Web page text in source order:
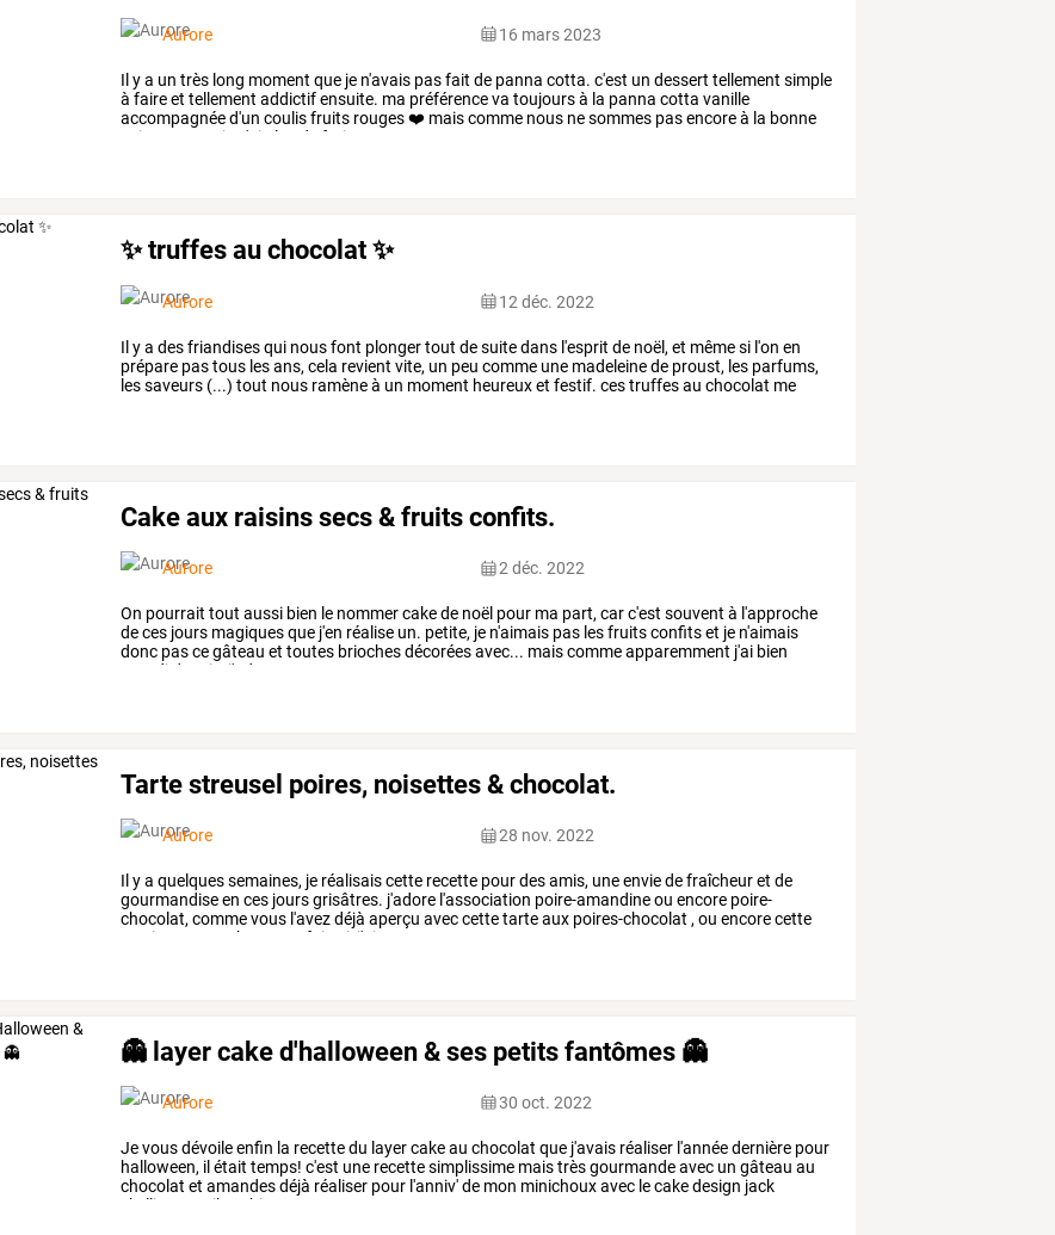
Aurore 16 mars 2023
Il ya un très long moment que je n'avais pasfait de panna cotta. c'est un dessert tellement simple
à faireet tellement addictifensuite. ma préférenceva toujoursà la panna cotta vanille
accompagnéed'un coulisfruits rouges❤️ maiscomme nous nesommes pasencoreà la bonne
saison
je n'ai plus de fruits
✨ truffes au chocolat ✨
Aurore 12 déc. 2022
Il ya desfriandisesqui nousfont plongertout desuitedans l'esprit de noël, et mêmesi l'on en
prépare pastous lesans, cela revient vite, un peu comme une madeleinede proust, les parfums,
lessaveurs (...) tout nous ramèneà un moment heureuxet festif. cestruffesau chocolat me
Cake aux raisins secs & fruits confits.
Aurore 2 déc. 2022
On pourrait tout aussi bien le nommercakede noël pour ma part,carc'est souvent à l'approche
deces jours magiquesque j'en réalise un. petite, je n'aimais pas lesfruitsconfitset je n'aimais
donc pascegâteau et toutes briochesdécoréesavec... maiscommeapparemment j'ai bien
grandi depuis, j'adore
Tarte streusel poires, noisettes & chocolat.
Aurore 28 nov. 2022
Il ya quelquessemaines, je réalisaiscette recette pourdesamis, uneenviedefraîcheuret de
gourmandiseen ces joursgrisâtres. j'adore l'association poire-amandineou encore poire-
chocolat,commevous l'avezdéjà aperçu aveccettetarteaux poires-chocolat ,ou encorecette
version
tarte-cake fois-ci, j'ai
👻 layer cake d'halloween & ses petits fantômes 👻
Aurore 30 oct. 2022
Jevousdévoileenfin la recettedu layercakeau chocolat que j'avais réaliser l'annéedernière pour
halloween, il était temps! c'est une recettesimplissime maistrèsgourmandeavec un gâteau au
chocolat et amandesdéjà réaliser pour l'anniv'de mon minichouxavec lecakedesign jack
skellington
il bien